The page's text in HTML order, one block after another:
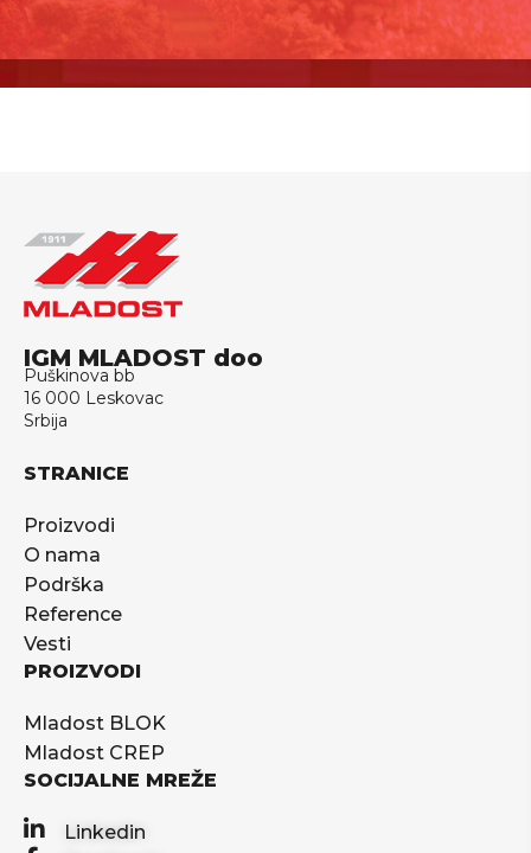
IGM MLADOST doo
Puškinova bb
16 000 Leskovac
Srbija
STRANICE
Proizvodi
O nama
Podrška
Reference
Vesti
PROIZVODI
Mladost BLOK
Mladost CREP
SOCIJALNE MREŽE
Linkedin